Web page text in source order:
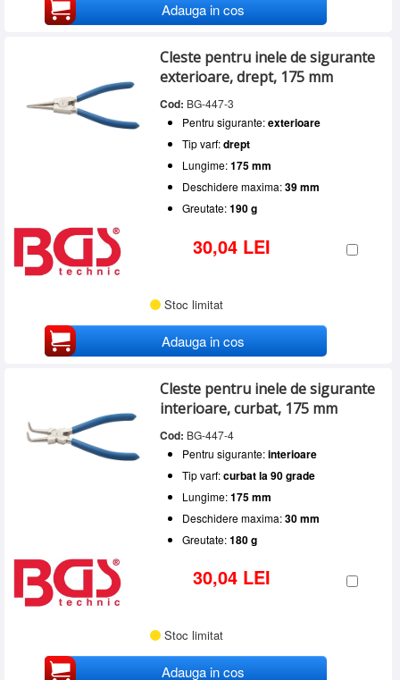
Adauga in cos
Cleste pentru inele de sigurante
exterioare, drept, 175 mm
Cod: BG-447-3
Pentru sigurante:exterioare
Tip varf:drept
Lungime:175 mm
Deschidere maxima:39 mm
Greutate:190 g
30,04 LEI
Stoc limitat
Adauga in cos
Cleste pentru inele de sigurante
interioare, curbat, 175 mm
Cod: BG-447-4
Pentru sigurante:interioare
Tip varf:curbat la 90 grade
Lungime:175 mm
Deschidere maxima:30 mm
Greutate:180 g
30,04 LEI
Stoc limitat
Adauga in cos